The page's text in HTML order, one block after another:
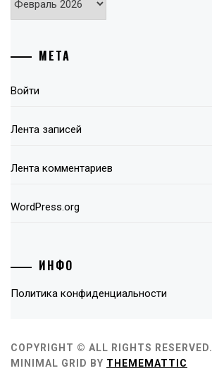
МЕТА
Войти
Лента записей
Лента комментариев
WordPress.org
ИНФО
Политика конфиденциальности
COPYRIGHT © ALL RIGHTS RESERVED.
MINIMAL GRID BY THEMEMATTIC